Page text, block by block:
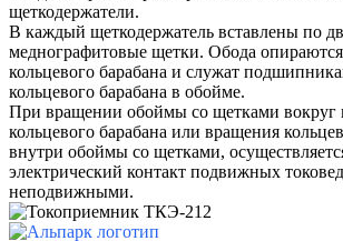
щеткодержатели.
В каждый щеткодержатель вставлены по
меднографитовые щетки. Обода
кольцевого барабана и служат
кольцевого барабана в обойме.
При вращении обоймы со щетками вокруг
кольцевого барабана или вращения
внутри обоймы со щетками,
электрический контакт подвижных
неподвижными.